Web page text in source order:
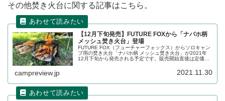
その他焚き火台に関する記事はこちら。
【12月下旬発売】FUTURE FOXから「ナバホ柄
メッシュ焚き火台」登場
FUTURE FOX（フューチャーフォックス）からソロキャン
プ用の焚き火台「ナバホ柄 メッシュ焚き火台」が2021年
12月下旬から発売される予定です。販売開始直後は定価の
campreview.jp 2021.11.30